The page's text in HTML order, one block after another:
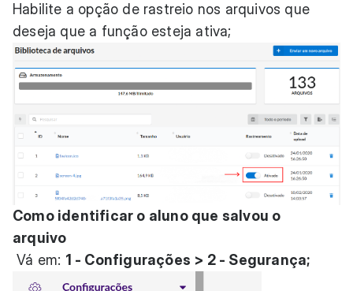
Habilite a opção de rastreio nos arquivos que
deseja que a função esteja ativa;
Como identificar o aluno que salvou o
arquivo
Vá em: 1 - Configurações > 2 - Segurança;